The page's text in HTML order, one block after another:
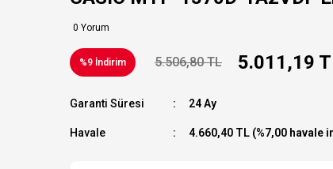
0 Yorum
%9 İndirim 5.506,80 TL 5.011,19
Garanti Süresi 24 Ay
Havale 4.660,40 TL (%7,00 havale